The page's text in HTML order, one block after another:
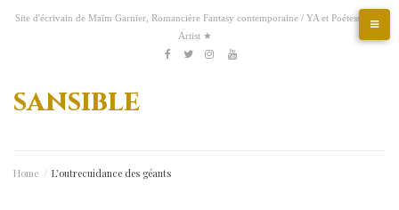
Site d'écrivain de Maïm Garnier, Romancière Fantasy contemporaine / YA et Poétesse &
Artist ★
Etsy
sansible
Home / L’outrecuidance des géants